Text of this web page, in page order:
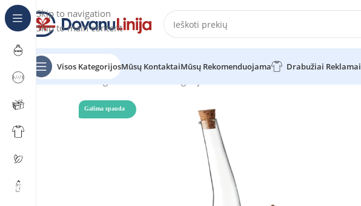
Skip to navigation
Skip to main content
Visos KategorijosMūsų KontaktaiMūsų Rekomenduojama Drabužiai Reklamai
Pradžia Katalogas
Galima spauda